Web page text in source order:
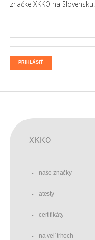
značke XKKO na Slovensku.
PRIHLÁSIŤ
XKKO
naše značky
atesty
certifikáty
na vel´trhoch